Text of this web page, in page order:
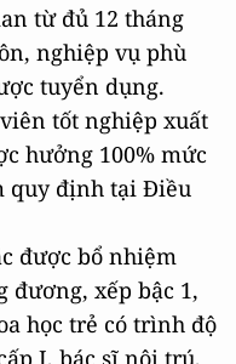
từ đủ 12 tháng
nghiệp vụ phù
tuyển dụng.
tốt nghiệp xuất
hưởng 100% mức
quy định tại Điều
được bổ nhiệm
đương, xếp bậc 1,
học trẻ có trình độ
I, bác sĩ nội trú,